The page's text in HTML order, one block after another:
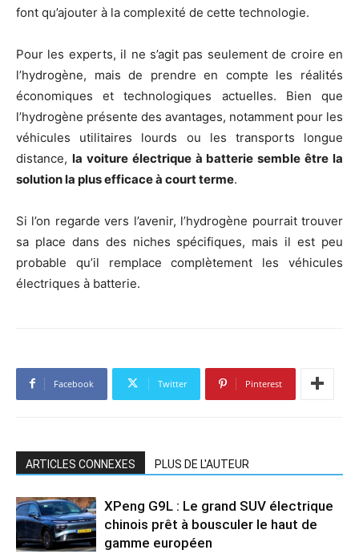
font qu’ajouter à la complexité de cette technologie.
Pour les experts, il ne s’agit pas seulement de croire en
l’hydrogène, mais de prendre en compte les réalités
économiques et technologiques actuelles. Bien que
l’hydrogène présente des avantages, notamment pour les
véhicules utilitaires lourds ou les transports longue
distance, la voiture électrique à batterie semble être la
solution la plus efficace à court terme.
Si l’on regarde vers l’avenir, l’hydrogène pourrait trouver
sa place dans des niches spécifiques, mais il est peu
probable qu’il remplace complètement les véhicules
électriques à batterie.
Facebook Twitter Pinterest
ARTICLES CONNEXES PLUS DE L'AUTEUR
XPeng G9L : Le grand SUV électrique
chinois prêt à bousculer le haut de
gamme européen